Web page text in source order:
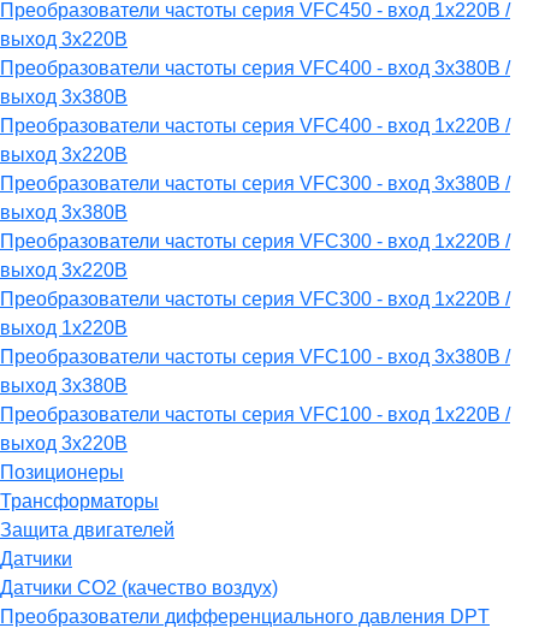
Преобразователи частоты серия VFC450 - вход 1х220В /
выход 3х220В
Преобразователи частоты серия VFC400 - вход 3х380В /
выход 3х380В
Преобразователи частоты серия VFC400 - вход 1х220В /
выход 3х220В
Преобразователи частоты серия VFC300 - вход 3х380В /
выход 3х380В
Преобразователи частоты серия VFC300 - вход 1х220В /
выход 3х220В
Преобразователи частоты серия VFC300 - вход 1х220В /
выход 1х220В
Преобразователи частоты серия VFC100 - вход 3х380В /
выход 3х380В
Преобразователи частоты серия VFC100 - вход 1х220В /
выход 3х220В
Позиционеры
Трансформаторы
Защита двигателей
Датчики
Датчики СО2 (качество воздух)
Преобразователи дифференциального давления DPT